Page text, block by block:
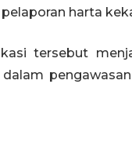
harta
tersebut